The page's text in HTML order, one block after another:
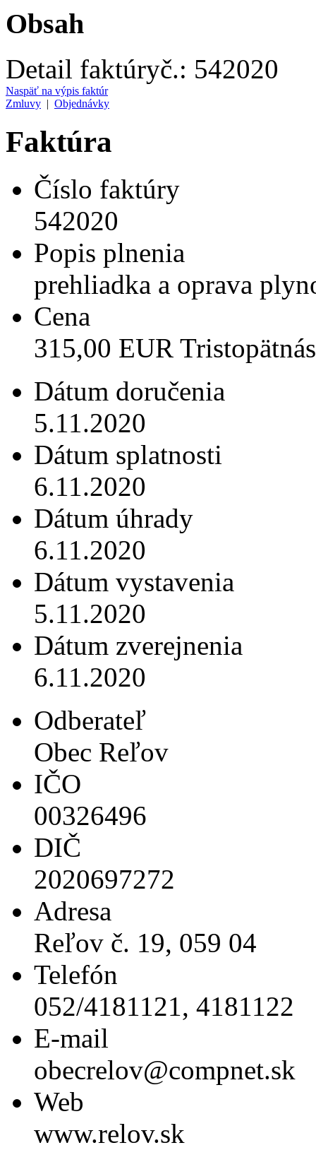
Obsah
Detail faktúryč.: 542020
Naspäť na výpis faktúr
Zmluvy | Objednávky
Faktúra
Číslo faktúry
542020
Popis plnenia
prehliadka a oprava
Cena
315,00 EUR
Dátum doručenia
5.11.2020
Dátum splatnosti
6.11.2020
Dátum úhrady
6.11.2020
Dátum vystavenia
5.11.2020
Dátum zverejnenia
6.11.2020
Odberateľ
Obec Reľov
IČO
00326496
DIČ
2020697272
Adresa
Reľov č. 19, 059 04
Telefón
052/4181121, 4181122
E-mail
obecrelov@compnet.sk
Web
www.relov.sk